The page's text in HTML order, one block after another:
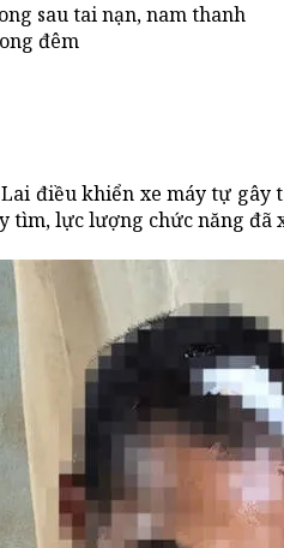
sau tai nạn, nam thanh
đêm
điều khiển xe máy tự
tìm, lực lượng chức năng đã